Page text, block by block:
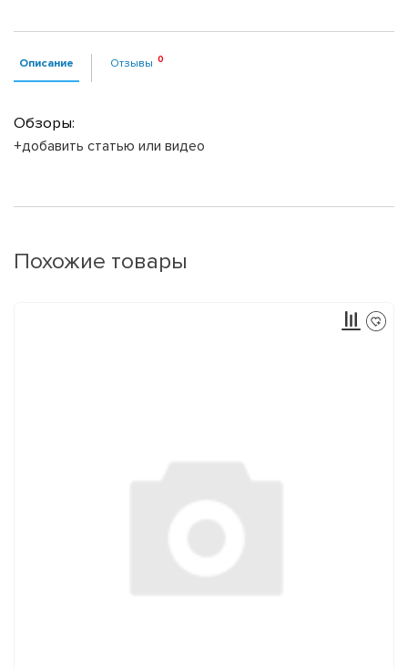
Описание Отзывы
Обзоры:
+добавить статью или видео
Похожие товары